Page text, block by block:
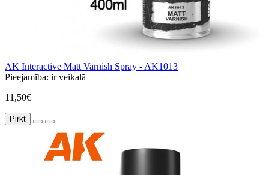
AK Interactive Matt Varnish Spray - AK1013
Pieejamība: ir veikalā
11,50€
Pirkt